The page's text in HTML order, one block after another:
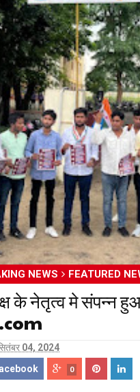
NEWS FEATURED
के नेतृत्व मे संपन्न
04, 2024
0